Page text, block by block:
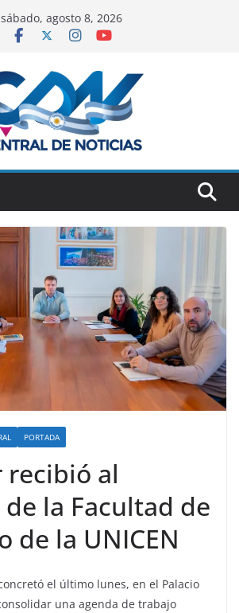
sábado, agosto 8, 2026
PORTADA
recibió al
la Facultad de
de la UNICEN
el último lunes, en el Palacio
una agenda de trabajo